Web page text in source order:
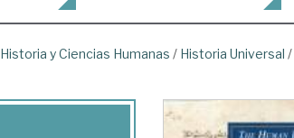
Historia y Ciencias Humanas / Historia Universal /